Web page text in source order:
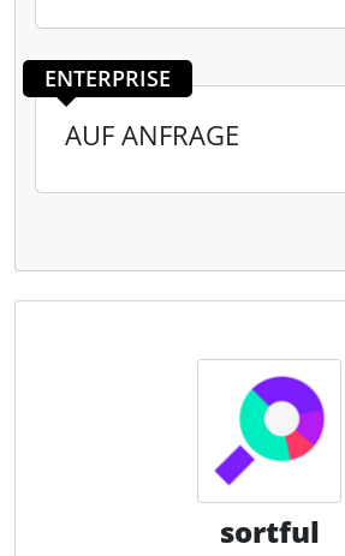
ENTERPRISE
AUF ANFRAGE
sortful